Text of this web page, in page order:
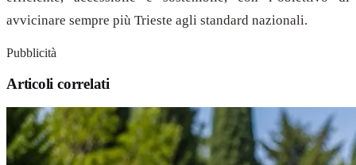
avvicinare sempre più Trieste agli standard nazionali.
Pubblicità
Articoli correlati